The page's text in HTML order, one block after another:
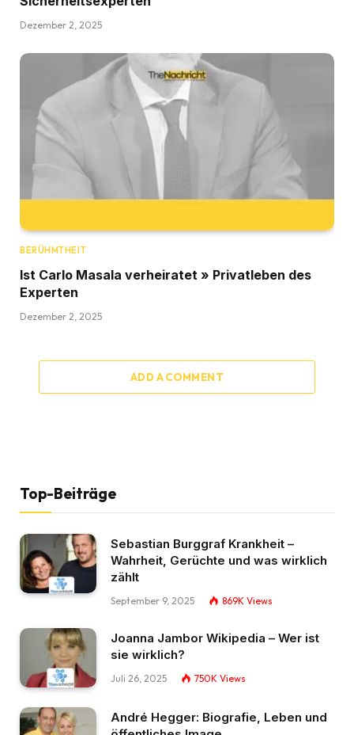
Dezember 2, 2025
BERÜHMTHEIT
Ist Carlo Masala verheiratet » Privatleben des
Experten
Dezember 2, 2025
ADD A COMMENT
Top-Beiträge
Sebastian Burggraf Krankheit –
Wahrheit, Gerüchte und was wirklich
zählt
September 9, 2025 869K Views
Joanna Jambor Wikipedia – Wer ist
sie wirklich?
Juli 26, 2025 750K Views
André Hegger: Biografie, Leben und